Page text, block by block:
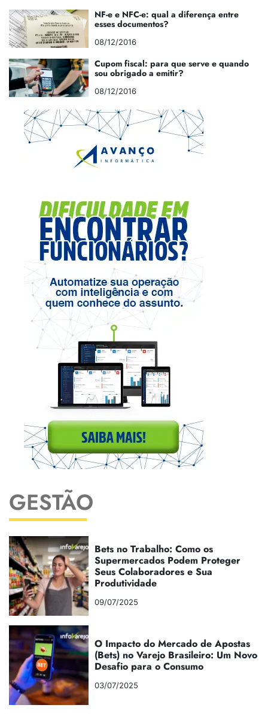
NF-e e NFC-e: qual a diferença entre
esses documentos?
08/12/2016
Cupom fiscal: para que serve e quando
sou obrigado a emitir?
08/12/2016
GESTÃO
Bets no Trabalho: Como os
Supermercados Podem Proteger
Seus Colaboradores e Sua
Produtividade
09/07/2025
O Impacto do Mercado de Apostas
(Bets) no Varejo Brasileiro: Um Novo
Desafio para o Consumo
03/07/2025